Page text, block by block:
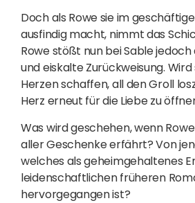
Doch als Rowe sie im
ausfindig macht, nimmt das
Rowe stößt nun bei Sable
und eiskalte Zurückweisung.
Herzen schaffen, all den Groll
Herz erneut für die Liebe zu
Was wird geschehen, wenn
aller Geschenke erfährt? Von
welches als geheimgehaltenes
leidenschaftlichen früheren
hervorgegangen ist?